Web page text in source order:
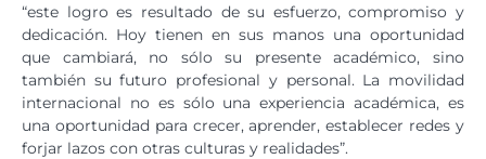
“este logro es resultado de su esfuerzo, compromiso y
dedicación. Hoy tienen en sus manos una oportunidad
que cambiará, no sólo su presente académico, sino
también su futuro profesional y personal. La movilidad
internacional no es sólo una experiencia académica, es
una oportunidad para crecer, aprender, establecer redes y
forjar lazos con otras culturas y realidades”.